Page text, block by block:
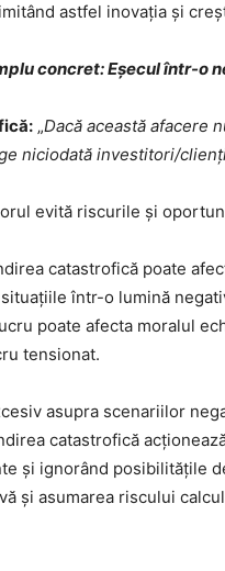
astfel inovația și
concret: Eșecul într-o
„Dacă această afacere
niciodată investitori/
evită riscurile și
catastrofică poate
într-o lumină
poate afecta moralul
tensionat.
asupra scenariilor
catastrofică
și ignorând posibilitățile
și asumarea riscului